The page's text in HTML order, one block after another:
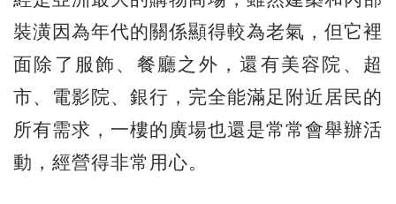
裝潢因為年代的關係顯得較為老氣，但它裡
面除了服飾、餐廳之外，還有美容院、超
市、電影院、銀行，完全能滿足附近居民的
所有需求，一樓的廣場也還是常常會舉辦活
動，經營得非常用心。